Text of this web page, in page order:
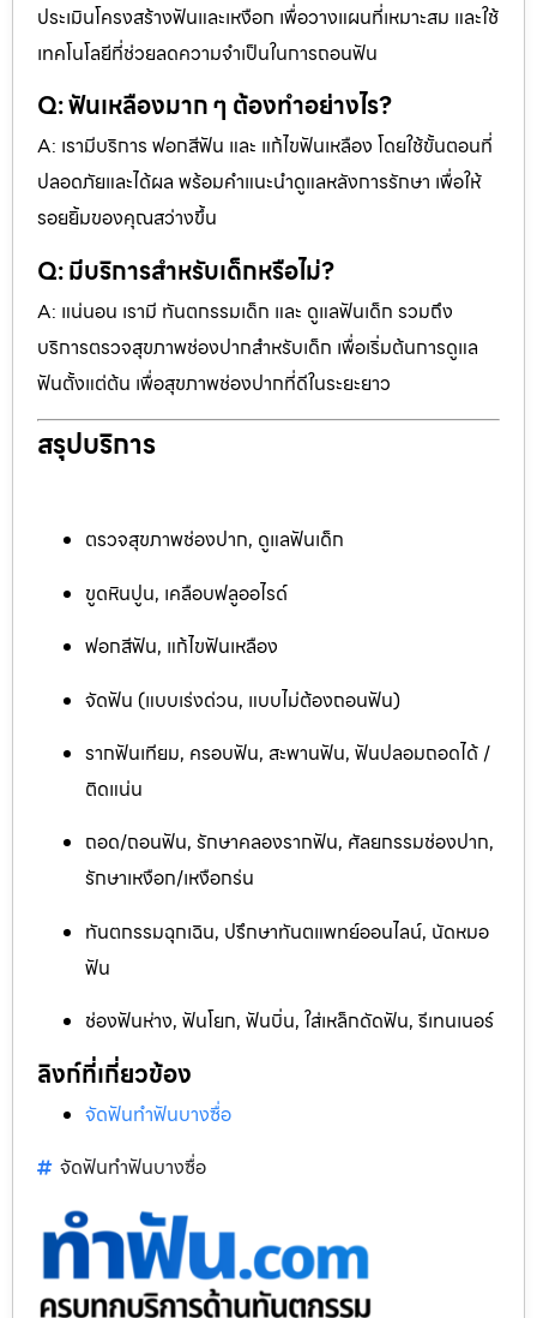
ประเมินโครงสร้างฟันและเหงือก เพื่อวางแผนที่เหมาะสม และใช้
เทคโนโลยีที่ช่วยลดความจำเป็นในการถอนฟัน
Q: ฟันเหลืองมาก ๆ ต้องทำอย่างไร?
A: เรามีบริการ ฟอกสีฟัน และ แก้ไขฟันเหลือง โดยใช้ขั้นตอนที่
ปลอดภัยและได้ผล พร้อมคำแนะนำดูแลหลังการรักษา เพื่อให้
รอยยิ้มของคุณสว่างขึ้น
Q: มีบริการสำหรับเด็กหรือไม่?
A: แน่นอน เรามี ทันตกรรมเด็ก และ ดูแลฟันเด็ก รวมถึง
บริการตรวจสุขภาพช่องปากสำหรับเด็ก เพื่อเริ่มต้นการดูแล
ฟันตั้งแต่ต้น เพื่อสุขภาพช่องปากที่ดีในระยะยาว
สรุปบริการ
ตรวจสุขภาพช่องปาก, ดูแลฟันเด็ก
ขูดหินปูน, เคลือบฟลูออไรด์
ฟอกสีฟัน, แก้ไขฟันเหลือง
จัดฟัน (แบบเร่งด่วน, แบบไม่ต้องถอนฟัน)
รากฟันเทียม, ครอบฟัน, สะพานฟัน, ฟันปลอมถอดได้ /
ติดแน่น
ถอด/ถอนฟัน, รักษาคลองรากฟัน, ศัลยกรรมช่องปาก,
รักษาเหงือก/เหงือกร่น
ทันตกรรมฉุกเฉิน, ปรึกษาทันตแพทย์ออนไลน์, นัดหมอ
ฟัน
ช่องฟันห่าง, ฟันโยก, ฟันบิ่น, ใส่เหล็กดัดฟัน, รีเทนเนอร์
ลิงก์ที่เกี่ยวข้อง
จัดฟันทำฟันบางซื่อ
จัดฟันทำฟันบางซื่อ